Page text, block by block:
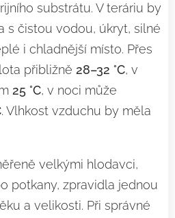
substrátu. V teráriu by
s čistou vodou, úkryt, silné
i chladnější místo. Přes
přibližně 28–32 °C, v
25 °C, v noci může
. Vlhkost vzduchu by měla
velkými hlodavci,
potkany, zpravidla jednou
a velikosti. Při správné